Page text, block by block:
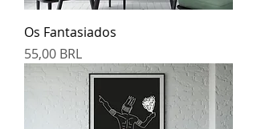
Os Fantasiados
Prezzo
55,00 BRL